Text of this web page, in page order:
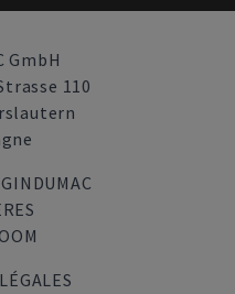
GmbH
110